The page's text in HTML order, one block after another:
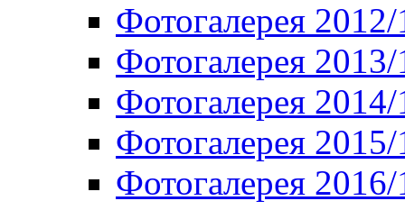
Фотогалерея
Фотогалерея
Фотогалерея
Фотогалерея
Фотогалерея